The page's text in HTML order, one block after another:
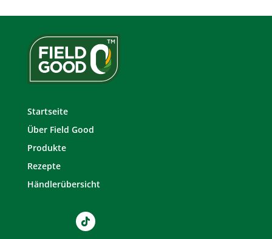
Startseite
Über Field Good
Produkte
Rezepte
Händlerübersicht